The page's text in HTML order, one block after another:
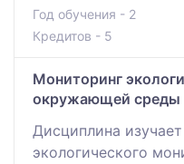
Год обучения - 2
Кредитов - 5
Мониторинг
окружающей среды
Дисциплина
экологического